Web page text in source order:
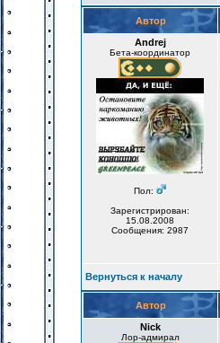
Автор
Andrej
Бета-координатор
Пол:
Зарегистрирован:
15.08.2008
Сообщения: 2987
Вернуться к началу
Автор
Nick
Лор-адмирал